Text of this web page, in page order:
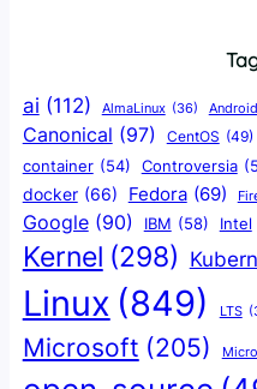
ai (112) AlmaLinux (36) Android
Canonical (97) CentOS (49)
container (54) Controversia
docker (66) Fedora (69)
Google (90) IBM (58) Intel
Kernel (298)
Linux (849) LTS
Microsoft (205)